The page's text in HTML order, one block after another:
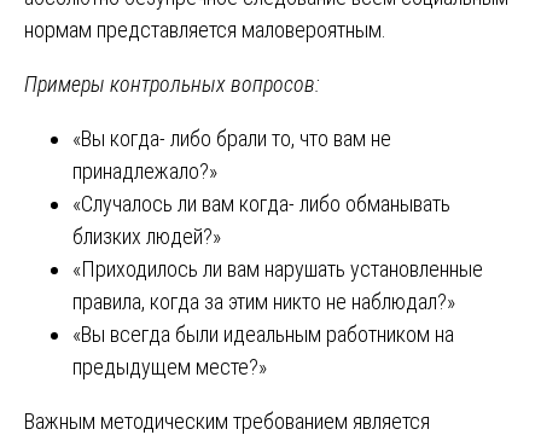
нормам представляется маловероятным.
Примеры контрольных вопросов:
«Вы когда- либо брали то, что вам не
принадлежало?»
«Случалось ли вам когда- либо обманывать
близких людей?»
«Приходилось ли вам нарушать установленные
правила, когда за этим никто не наблюдал?»
«Вы всегда были идеальным работником на
предыдущем месте?»
Важным методическим требованием является